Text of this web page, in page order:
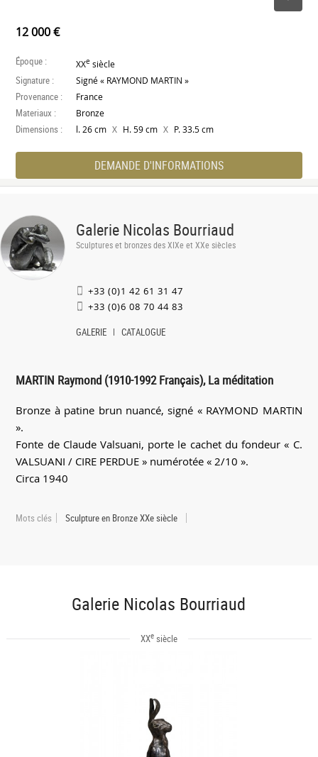
12 000 €
Époque : XXe siècle
Signature : Signé « RAYMOND MARTIN »
Provenance : France
Materiaux : Bronze
Dimensions : l. 26 cm X H. 59 cm X P. 33.5 cm
DEMANDE D'INFORMATIONS
Galerie Nicolas Bourriaud
Sculptures et bronzes des XIXe et XXe siècles
+33 (0)1 42 61 31 47
+33 (0)6 08 70 44 83
GALERIE CATALOGUE
MARTIN Raymond (1910-1992 Français), La méditation
Bronze à patine brun nuancé, signé « RAYMOND MARTIN
».
Fonte de Claude Valsuani, porte le cachet du fondeur « C.
VALSUANI / CIRE PERDUE » numérotée « 2/10 ».
Circa 1940
Mots clés Sculpture en Bronze XXe siècle
Galerie Nicolas Bourriaud
XXesiècle